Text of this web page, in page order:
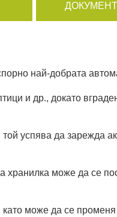
най-добрата
и др., докато
успява да зарежда
хранилка може да се
може да се